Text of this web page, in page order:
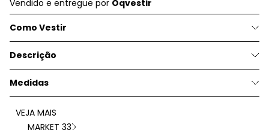
Vendido e entregue por Oqvestir
Como Vestir
Descrição
Medidas
VEJA MAIS
MARKET 33